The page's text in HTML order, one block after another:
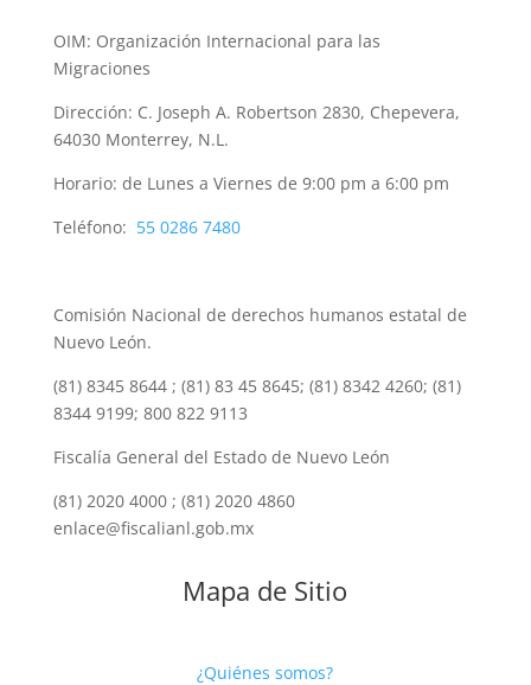
OIM: Organización Internacional para las
Migraciones
Dirección: C. Joseph A. Robertson 2830, Chepevera,
64030 Monterrey, N.L.
Horario: de Lunes a Viernes de 9:00 pm a 6:00 pm
Teléfono: 55 0286 7480
Comisión Nacional de derechos humanos estatal de
Nuevo León.
(81) 8345 8644 ; (81) 83 45 8645; (81) 8342 4260; (81)
8344 9199; 800 822 9113
Fiscalía General del Estado de Nuevo León
(81) 2020 4000 ; (81) 2020 4860
enlace@fiscalianl.gob.mx
Mapa de Sitio
¿Quiénes somos?